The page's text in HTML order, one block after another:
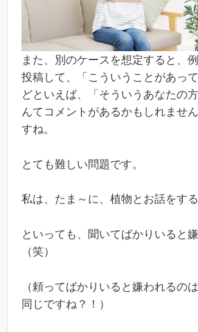
また、別のケースを想定すると、
投稿して、「こういうことがあっ
どといえば、「そういうあなたの
んてコメントがあるかもしれませ
すね。
とても難しい問題です。
私は、たま～に、植物とお話をする
といっても、聞いてばかりいると
（笑）
（頼ってばかりいると嫌われるの
同じですね？！）